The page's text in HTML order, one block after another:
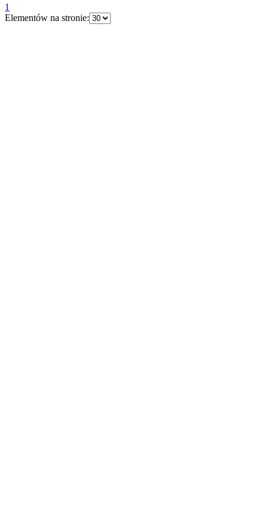
1
Elementów na stronie: